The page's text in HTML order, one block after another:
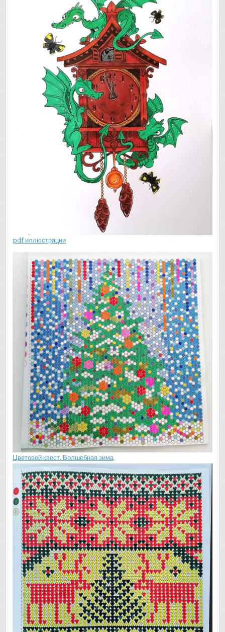
pdf иллюстрации
Цветовой квест. Волшебная зима